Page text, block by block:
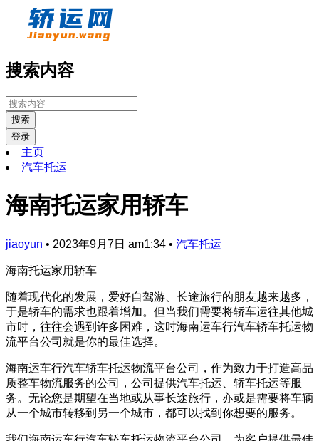
搜索内容
搜索
登录
主页
汽车托运
海南托运家用轿车
jiaoyun • 2023年9月7日 am1:34 • 汽车托运
海南托运家用轿车
随着现代化的发展，爱好自驾游、长途旅行的朋友越来越多，
于是轿车的需求也跟着增加。但当我们需要将轿车运往其他城
市时，往往会遇到许多困难，这时海南运车行汽车轿车托运物
流平台公司就是你的最佳选择。
海南运车行汽车轿车托运物流平台公司，作为致力于打造高品
质整车物流服务的公司，公司提供汽车托运、轿车托运等服
务。无论您是期望在当地或从事长途旅行，亦或是需要将车辆
从一个城市转移到另一个城市，都可以找到你想要的服务。